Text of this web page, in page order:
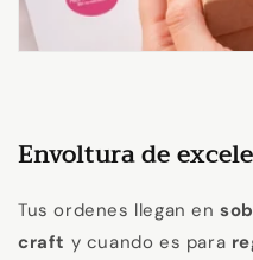
Envoltura de
Tus ordenes llegan en
craft y cuando es para